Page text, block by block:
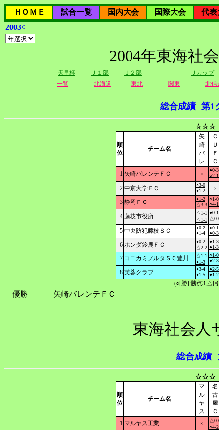
ＨＯＭＥ 試合一覧 国内大会 国際大会
代表
2003<
2004年東海社
天皇杯 Ｊ１部 Ｊ２部
Ｊカップ
一覧
北海道 東北 関東 北信
総合成績 第1
☆☆☆
順
位
チーム名
矢
崎
バ
レ
Ｃ
Ｕ
Ｆ
Ｃ
1 矢崎バレンテＦＣ ×
●0-3
○2-1
2 中京大学ＦＣ
○3-0
●1-2
×
3 静岡ＦＣ
●1-2
△3-3
○1-0
○4-1
4 藤枝市役所
△1-1
△1-1
●0-1
△0-
5 中央防犯藤枝ＳＣ
●0-2
●1-4
●0-1
●0-3
6 ホンダ鈴鹿ＦＣ
●0-2
△2-2
●1-3
●1-3
7 コニカミノルタＳＣ豊川
△1-1
●1-3
○1-0
●2-3
8 芙蓉クラブ
●3-4
●1-5
●2-5
●1-2
(○[勝]:勝点3,△[
優勝 矢崎バレンテＦＣ
東海社会人
総合成績
☆☆☆
順
位
チーム名
マ
ル
ヤ
ス
名
古
屋
Ｃ
1 マルヤス工業 ×
△0-
○4-2